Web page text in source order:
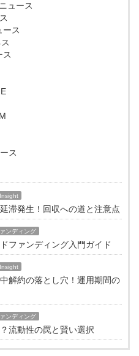
ュース
ース
ス
ス
滞発生！回収への道と注意点
ンディング
ファンディング入門ガイド
解約の落とし穴！運用期間の
ンディング
流動性の罠と賢い選択